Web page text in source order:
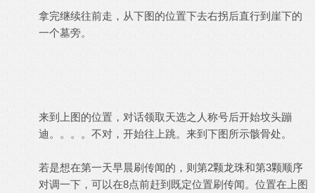
拿完继续往前走，从下图的位置下去右拐后直行到崖下的
一个墓旁。
来到上图的位置，对话领取天选之人称号后开始坟头蹦
迪。。。。不对，开始往上跳。来到下图所示骸骨处。
若是想在第一天早晨刷传闻的，则第2颗龙珠和第3颗顺序
对调一下，可以在8点前赶到既定位置刷传闻。位置在上图